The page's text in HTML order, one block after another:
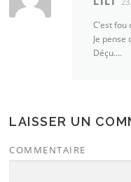
C’est
Je pense
Déçu….
LAISSER UN
COMMENTAIRE